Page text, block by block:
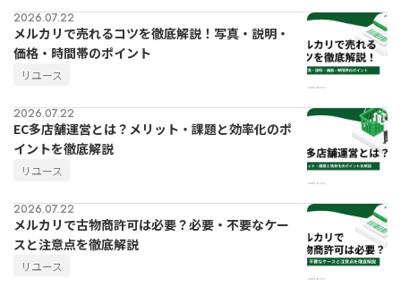
2026.07.22
メルカリで売れるコツを徹底解説！写真・説明・
価格・時間帯のポイント
リユース
2026.07.22
EC多店舗運営とは？メリット・課題と効率化のポ
イントを徹底解説
リユース
2026.07.22
メルカリで古物商許可は必要？必要・不要なケー
スと注意点を徹底解説
リユース
forReuse中古買取業者向けサービス
資料ダウンロードの一覧へ
forReuse中古買取業者向けサービス
お問い合わせフォームへ